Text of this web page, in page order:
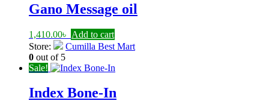
Gano Message oil
1,410.00৳ Add to cart
Store:
Cumilla Best Mart
0 out of 5
Sale!
Index Bone-In